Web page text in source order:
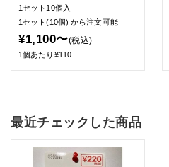
1セット10個入
1セット(10個)から注文可能
¥1,100〜(税込)
1個あたり¥110
最近チェックした商品